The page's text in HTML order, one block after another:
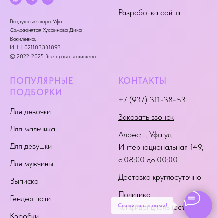
Свяжитесь с нами!
Воздушные шары Уфа
Самозанятая Хусаинова Дина
Вакилевна,
ИНН 021103301893
© 2022-2025 Все права защищены
Разработка сайта
ПОПУЛЯРНЫЕ
ПОДБОРКИ
Для девочки
Для мальчика
Для девушки
Для мужчины
Выписка
Гендер пати
Коробки
КОНТАКТЫ
+7 (937) 311-38-53
Заказать звонок
Адрес: г. Уфа ул.
Интернациональная 149,
с 08:00 до 00:00
Доставка круглосуточно
Политика
конфиденциальности